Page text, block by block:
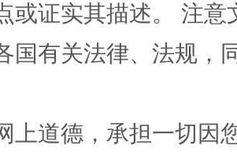
或证实其描述。 注
国有关法律、法规，
上道德，承担一切因